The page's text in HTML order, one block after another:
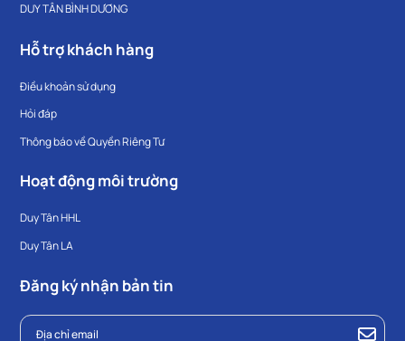
DUY TÂN BÌNH DƯƠNG
Hỗ trợ khách hàng
Điều khoản sử dụng
Hỏi đáp
Thông báo về Quyền Riêng Tư
Hoạt động môi trường
Duy Tân HHL
Duy Tân LA
Đăng ký nhận bản tin